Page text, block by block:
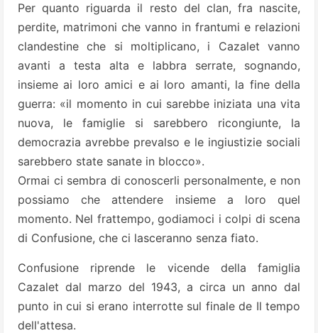
Per quanto riguarda il resto del clan, fra nascite,
perdite, matrimoni che vanno in frantumi e relazioni
clandestine che si moltiplicano, i Cazalet vanno
avanti a testa alta e labbra serrate, sognando,
insieme ai loro amici e ai loro amanti, la fine della
guerra: «il momento in cui sarebbe iniziata una vita
nuova, le famiglie si sarebbero ricongiunte, la
democrazia avrebbe prevalso e le ingiustizie sociali
sarebbero state sanate in blocco».
Ormai ci sembra di conoscerli personalmente, e non
possiamo che attendere insieme a loro quel
momento. Nel frattempo, godiamoci i colpi di scena
di Confusione, che ci lasceranno senza fiato.
Confusione riprende le vicende della famiglia
Cazalet dal marzo del 1943, a circa un anno dal
punto in cui si erano interrotte sul finale de Il tempo
dell'attesa.